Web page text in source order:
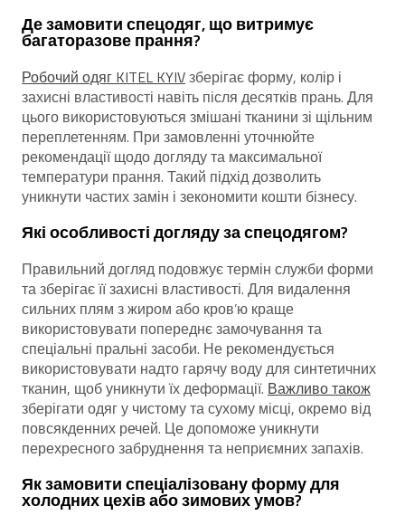
Де замовити спецодяг, що витримує
багаторазове прання?
Робочий одяг KITEL KYIVзберігає форму, колір і
захисні властивості навіть після десятків прань. Для
цього використовуються змішані тканини зі щільним
переплетенням. При замовленні уточнюйте
рекомендації щодо догляду та максимальної
температури прання. Такий підхід дозволить
уникнути частих замін і зекономити кошти бізнесу.
Які особливості догляду за спецодягом?
Правильний догляд подовжує термін служби форми
та зберігає її захисні властивості. Для видалення
сильних плям з жиром або кров’ю краще
використовувати попереднє замочування та
спеціальні пральні засоби. Не рекомендується
використовувати надто гарячу воду для синтетичних
тканин, щоб уникнути їх деформації. Важливо також
зберігати одяг у чистому та сухому місці, окремо від
повсякденних речей. Це допоможе уникнути
перехресного забруднення та неприємних запахів.
Як замовити спеціалізовану форму для
холодних цехів або зимових умов?